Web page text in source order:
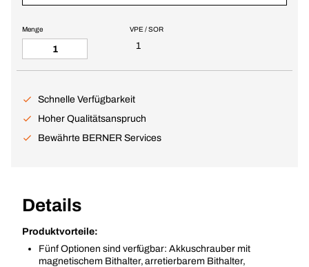
VPE / SOR
1
Menge
Schnelle Verfügbarkeit
Hoher Qualitätsanspruch
Bewährte BERNER Services
Details
Produktvorteile:
Fünf Optionen sind verfügbar: Akkuschrauber mit
magnetischem Bithalter, arretierbarem Bithalter,